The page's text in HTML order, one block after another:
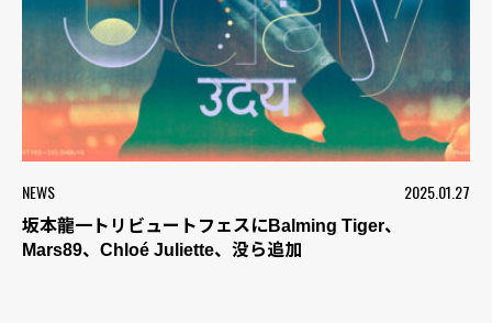
NEWS 2025.01.27
坂本龍一トリビュートフェスにBalming Tiger、
Mars89、Chloé Juliette、没ら追加